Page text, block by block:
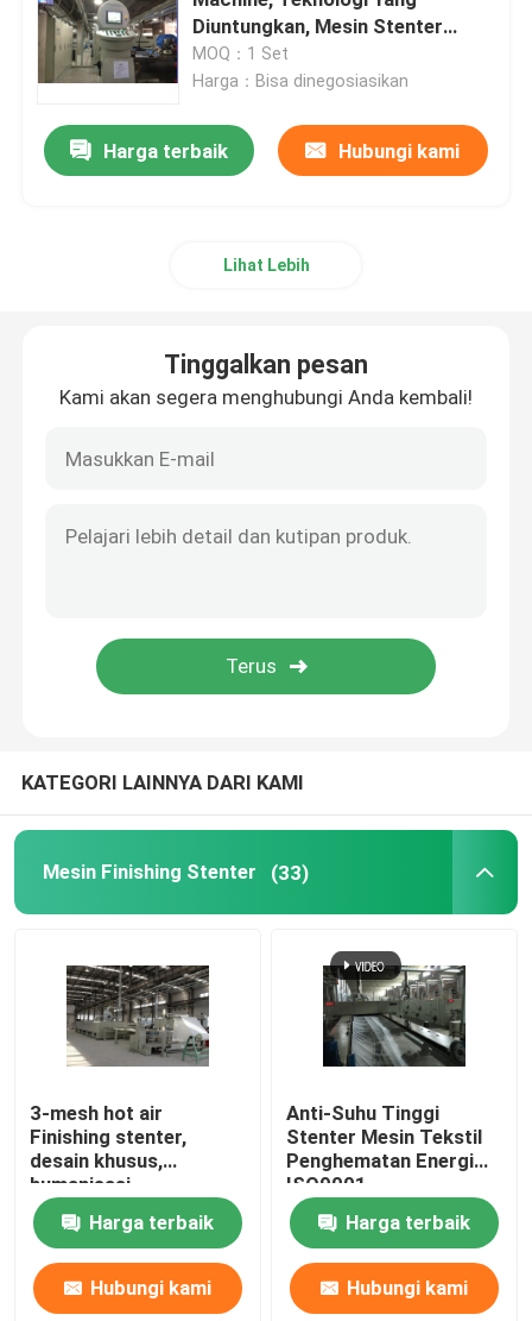
Mesin Hot Air Stenter
Mesin Stenter Tekstil
mesin cetak layar Rotary
Mesin Pengeringan Silinder
Scouring And Bleaching Range
Lini Produksi Serat Pokok Poliester
Diuntungkan, Mesin Stenter
Tekstil
MOQ：1 Set
Harga：Bisa dinegosiasikan
Harga terbaik Hubungi kami
Lihat Lebih
Tinggalkan pesan
Kami akan segera menghubungi Anda kembali!
KATEGORI LAINNYA DARI KAMI
Mesin Finishing Stenter (33)
3-mesh hot air
Finishing stenter,
desain khusus,
humanisasi
Harga terbaik
Hubungi kami
Anti-Suhu Tinggi
Stenter Mesin Tekstil
Penghematan Energi
ISO9001
Harga terbaik
Hubungi kami